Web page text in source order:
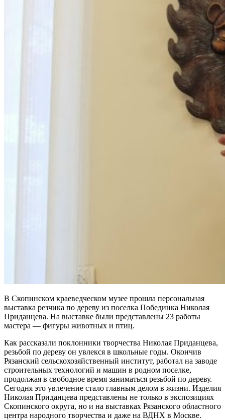
В Скопинском краеведческом музее прошла персональная
выставка резчика по дереву из поселка Побединка Николая
Приданцева. На выставке были представлены 23 работы
мастера — фигуры животных и птиц.
Как рассказали поклонники творчества Николая Приданцева,
резьбой по дереву он увлекся в школьные годы. Окончив
Рязанский сельскохозяйственный институт, работал на заводе
строительных технологий и машин в родном поселке,
продолжая в свободное время заниматься резьбой по дереву.
Сегодня это увлечение стало главным делом в жизни. Изделия
Николая Приданцева представлены не только в экспозициях
Скопинского округа, но и на выставках Рязанского областного
центра народного творчества и даже на ВДНХ в Москве.